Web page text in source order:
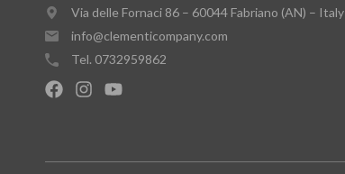
Via delle Fornaci 86 – 60044 Fabriano (AN) – Italy
info@clementicompany.com
Tel. 0732959862